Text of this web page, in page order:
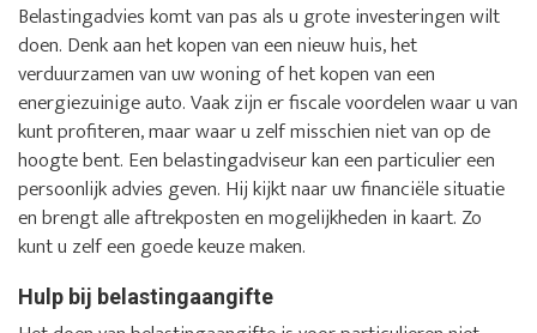
Belastingadvies komt van pas als u grote investeringen wilt
doen. Denk aan het kopen van een nieuw huis, het
verduurzamen van uw woning of het kopen van een
energiezuinige auto. Vaak zijn er fiscale voordelen waar u van
kunt profiteren, maar waar u zelf misschien niet van op de
hoogte bent. Een belastingadviseur kan een particulier een
persoonlijk advies geven. Hij kijkt naar uw financiële situatie
en brengt alle aftrekposten en mogelijkheden in kaart. Zo
kunt u zelf een goede keuze maken.
Hulp bij belastingaangifte